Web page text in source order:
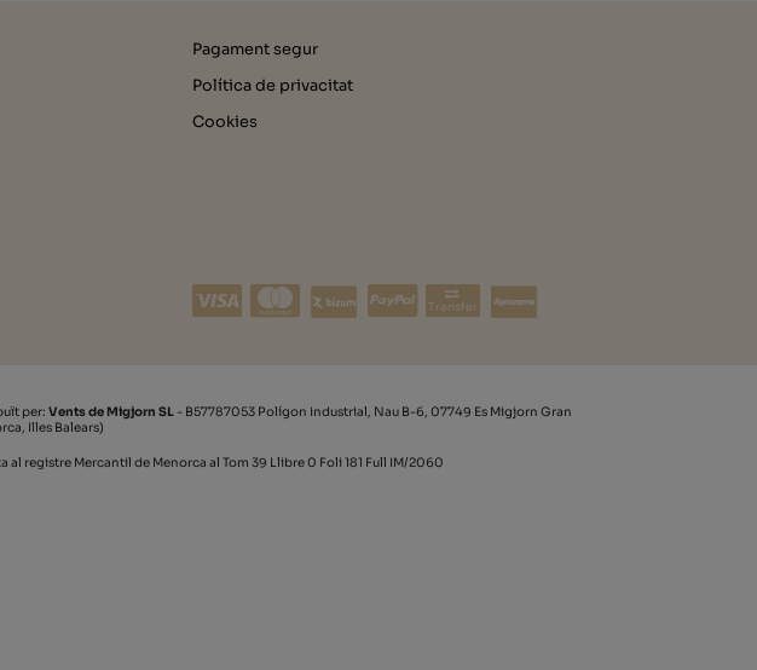
Pagament segur
Política de privacitat
Cookies
Transfer
per: Vents de Migjorn SL - B57787053 Polígon Industrial, Nau B-6, 07749 Es Migjorn Gran
Illes Balears)
al registre Mercantil de Menorca al Tom 39 Llibre 0 Foli 181 Full IM/2060